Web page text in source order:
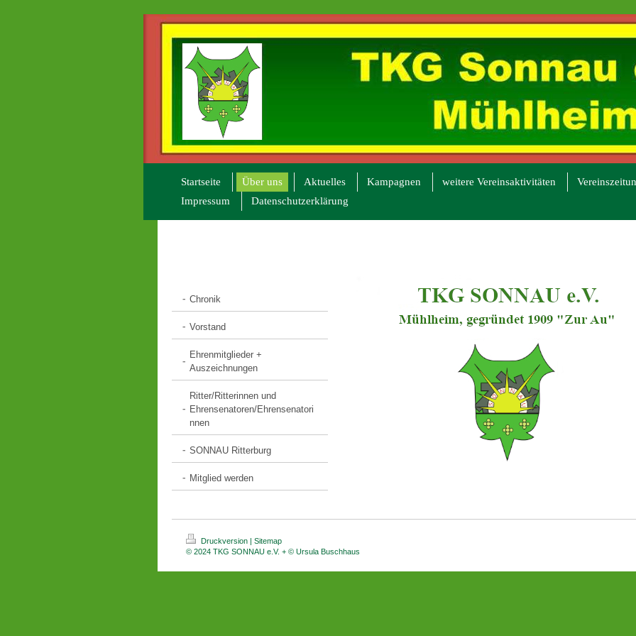
Startseite Über uns Aktuelles Kampagnen weitere Vereinsaktivitäten
Impressum
Datenschutzerklärung
Chronik
Vorstand
Ehrenmitglieder +
Auszeichnungen
Ritter/Ritterinnen und
Ehrensenatoren/Ehrensenatori
nnen
SONNAU Ritterburg
Mitglied werden
Druckversion | Sitemap
© 2024 TKG SONNAU e.V. + © Ursula Buschhaus